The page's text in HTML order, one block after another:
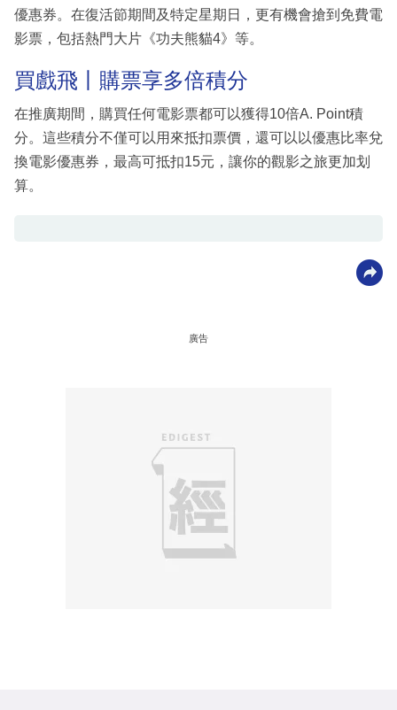
優惠券。在復活節期間及特定星期日，更有機會搶到免費電
影票，包括熱門大片《功夫熊貓4》等。
買戲飛丨購票享多倍積分
在推廣期間，購買任何電影票都可以獲得10倍A. Point積
分。這些積分不僅可以用來抵扣票價，還可以以優惠比率兌
換電影優惠券，最高可抵扣15元，讓你的觀影之旅更加划
算。
廣告